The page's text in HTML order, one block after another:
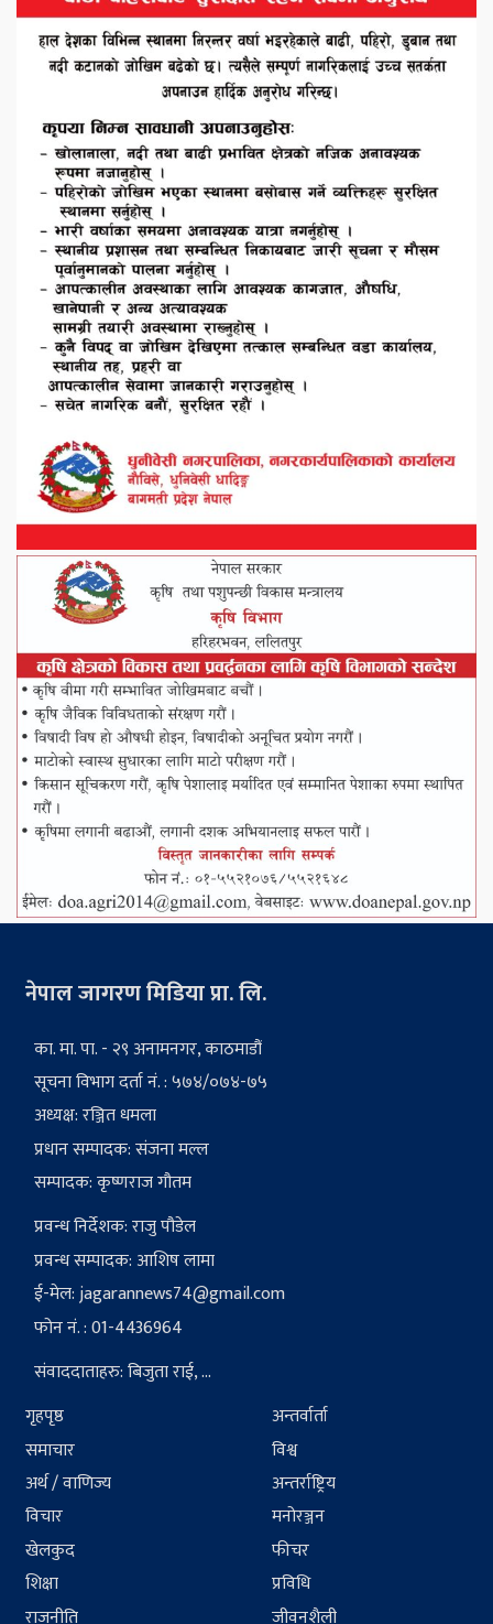
नेपाल जागरण मिडिया प्रा. लि.
का. मा. पा. - २९ अनामनगर, काठमाडौं
सूचना विभाग दर्ता नं. : ५७४/०७४-७५
अध्यक्ष: रञ्जित धमला
प्रधान सम्पादक: संजना मल्ल
सम्पादक: कृष्णराज गौतम
प्रवन्ध निर्देशक: राजु पौडेल
प्रवन्ध सम्पादक: आशिष लामा
ई-मेल:jagarannews74@gmail.com
फोन नं. : 01-4436964
संवाददाताहरु: बिजुता राई, ...
गृहपृष्ठ
समाचार
अर्थ / वाणिज्य
विचार
खेलकुद
शिक्षा
राजनीति
अन्तर्वार्ता
विश्व
अन्तर्राष्ट्रिय
मनोरञ्जन
फीचर
प्रविधि
जीवनशैली